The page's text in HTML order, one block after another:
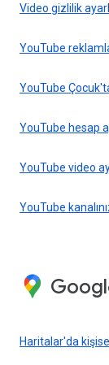
Video gizlilik
YouTube
YouTube
YouTube hesap
YouTube video
YouTube
Haritalar'da